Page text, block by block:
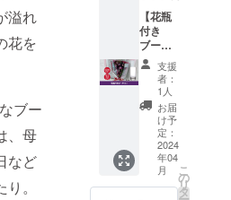
溢れ
花を
ブー
、母
など
。
コー
ド）を
お送り
いたし
ます。
※有効期
限は
2024年
4月から
1年間と
なりま
す。 ※1
会計に
つき1枚
に、エ
レガン
トさと
高級感
が溢れ
るデザ
インス
タイル
で、特
別な瞬
間をお
過ごし
いただ
けるア
【花瓶
付き
ブーケ
（S）】
800円お
得！ク
ラウド
ファン
ディン
グ特別
価格で
定価
11,300
支援
者：
1人
お届
け予
定：
2024
年04
月
こ
の
リ
タ